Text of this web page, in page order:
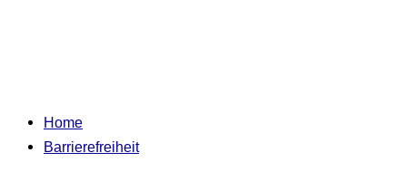
Home
Barrierefreiheit